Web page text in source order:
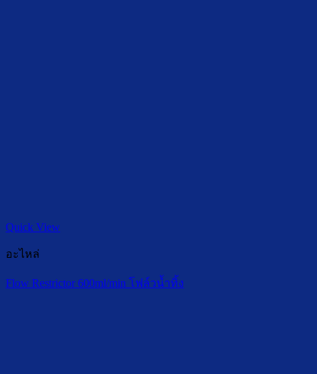
Quick View
อะไหล่
Flow Restrictor 600ml/min โฟล์วน้ำทิ้ง